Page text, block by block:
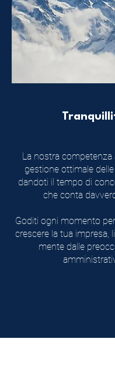
La nostra competenza
gestione ottimale
dandoti il tempo di
che conta
Goditi ogni momento
crescere la tua impresa,
mente dalle